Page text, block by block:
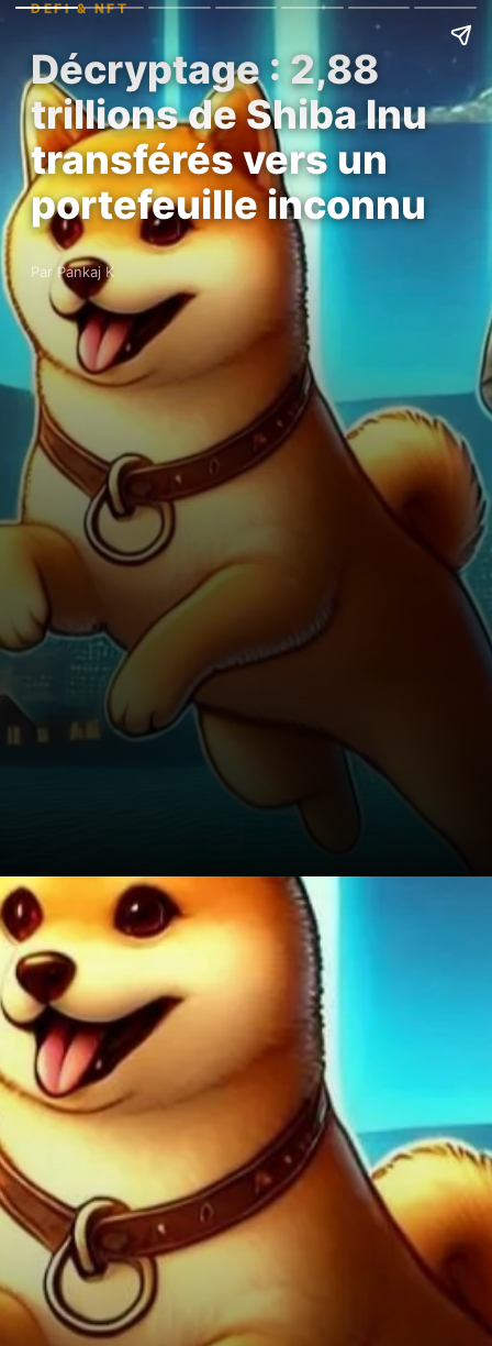
DEFI & NFT
Décryptage : 2,88
trillions de Shiba Inu
transférés vers un
portefeuille inconnu
Par Pankaj K